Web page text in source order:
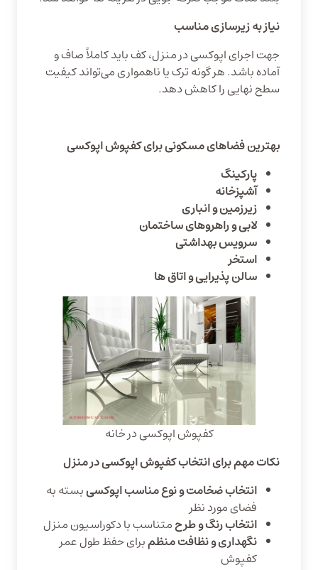
نیاز به زیرسازی مناسب
جهت اجرای اپوکسی در منزل، کف باید کاملاً صاف و
آماده باشد. هر گونه ترک یا ناهمواری می‌تواند کیفیت
سطح نهایی را کاهش دهد.
بهترین فضاهای مسکونی برای کفپوش اپوکسی
پارکینگ
آشپزخانه
زیرزمین و انباری
لابی و راهروهای ساختمان
سرویس بهداشتی
استخر
سالن پذیرایی و اتاق ها
کفپوش اپوکسی در خانه
نکات مهم برای انتخاب کفپوش اپوکسی در منزل
انتخاب ضخامت و نوع مناسب اپوکسیبسته به
فضای مورد نظر
انتخاب رنگ و طرحمتناسب با دکوراسیون منزل
نگهداری و نظافت منظمبرای حفظ طول عمر
کفپوش